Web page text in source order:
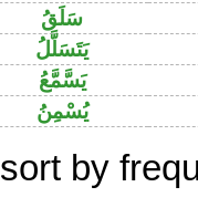
سَلَقُ
يَتَسَلَّلُ
يَسَّمَّعُ
يُسْمِنُ
sort by